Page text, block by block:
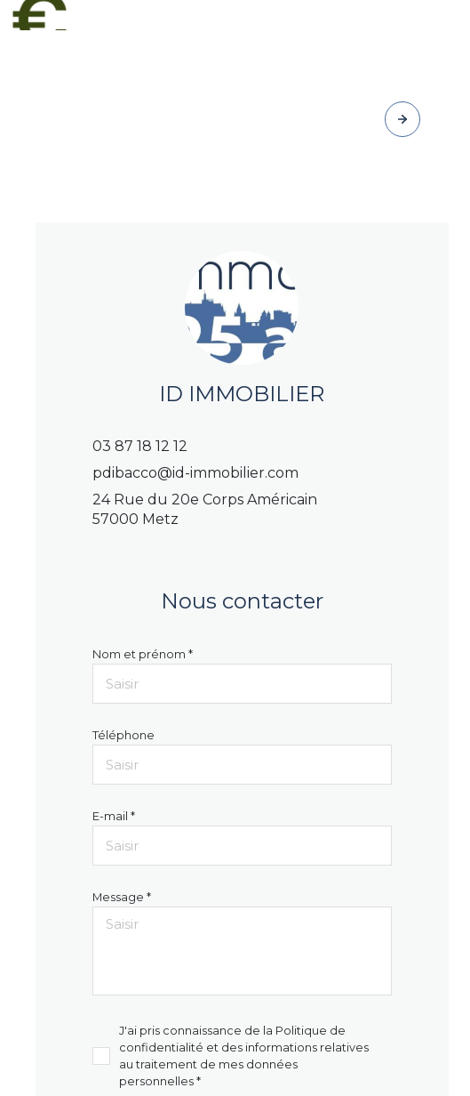
ID IMMOBILIER
03 87 18 12 12
pdibacco@id-immobilier.com
24 Rue du 20e Corps Américain
57000 Metz
Nous contacter
Nom et prénom *
Téléphone
E-mail *
Message *
J'ai pris connaissance de la Politique de
confidentialité et des informations relatives
au traitement de mes données
personnelles *